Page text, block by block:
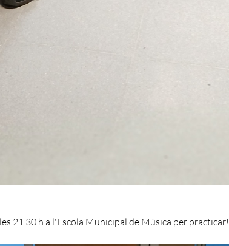
21.30 h a l'Escola Municipal de Música per practicar!